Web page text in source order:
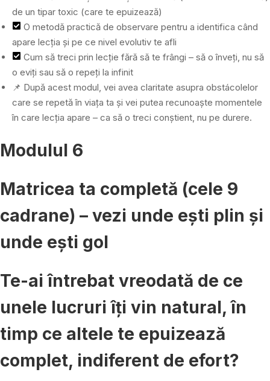
de un tipar toxic (care te epuizează)
O metodă practică de observare pentru a identifica când
apare lecția și pe ce nivel evolutiv te afli
Cum să treci prin lecție fără să te frângi – să o înveți, nu să
o eviți sau să o repeți la infinit
📌 După acest modul, vei avea claritate asupra obstácolelor
care se repetă în viața ta și vei putea recunoaște momentele
în care lecția apare – ca să o treci conștient, nu pe durere.
Modulul 6
Matricea ta completă (cele 9
cadrane) – vezi unde ești plin și
unde ești gol
Te-ai întrebat vreodată de ce
unele lucruri îți vin natural, în
timp ce altele te epuizează
complet, indiferent de efort?